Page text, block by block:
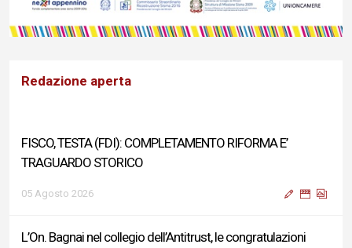
Redazione aperta
FISCO, TESTA (FDI): COMPLETAMENTO RIFORMA E’
TRAGUARDO STORICO
05 Agosto 2026
L’On. Bagnai nel collegio dell’Antitrust, le congratulazioni